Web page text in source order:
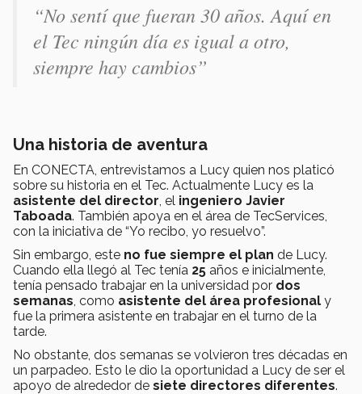
“No sentí que fueran 30 años. Aquí en
el Tec ningún día es igual a otro,
siempre hay cambios”
Una historia de aventura
En CONECTA, entrevistamos a Lucy quien nos platicó
sobre su historia en el Tec. Actualmente Lucy es la
asistente del director , el ingeniero Javier
Taboada. También apoya en el área de TecServices,
con la iniciativa de “Yo recibo, yo resuelvo”.
Sin embargo, este no fue siempre el plan de Lucy.
Cuando ella llegó al Tec tenía 25 años e inicialmente,
tenía pensado trabajar en la universidad por dos
semanas , como asistente del área profesional y
fue la primera asistente en trabajar en el turno de la
tarde.
No obstante, dos semanas se volvieron tres décadas en
un parpadeo. Esto le dio la oportunidad a Lucy de ser el
apoyo de alrededor de siete directores diferentes.